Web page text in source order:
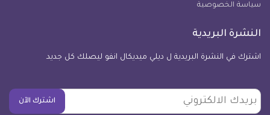
سياسة الخصوصية
النشرة البريدية
اشترك في النشرة البريدية ل ديلي ميديكال انفو ليصلك كل جديد
بريدك
الالكتروني
اشترك الآن